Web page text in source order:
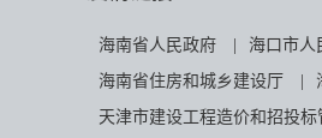
海南省人民政府 海口市人
海南省住房和城乡建设厅
天津市建设工程造价和招投标